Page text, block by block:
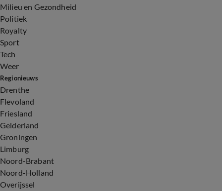
Milieu en Gezondheid
Politiek
Royalty
Sport
Tech
Weer
Regionieuws
Drenthe
Flevoland
Friesland
Gelderland
Groningen
Limburg
Noord-Brabant
Noord-Holland
Overijssel